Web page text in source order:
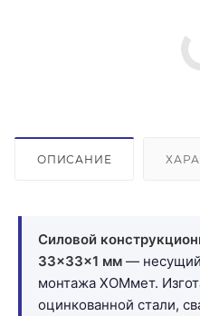
ОПИСАНИЕ
Силовой
33×33×1 мм — несущий
монтажа ХОМмет.
оцинкованной стали,